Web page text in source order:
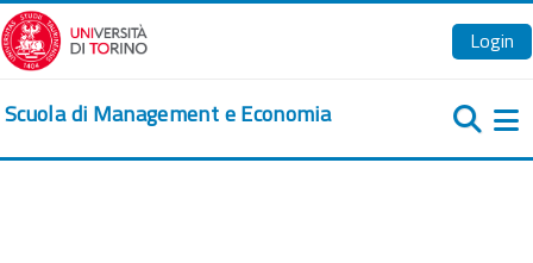
Vai al contenuto principale
Login
Scuola di Management e Economia